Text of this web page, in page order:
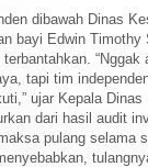
dibawah Dinas
bayi Edwin
tapi tim
ujar Kepala
dari hasil audit
pulang selama